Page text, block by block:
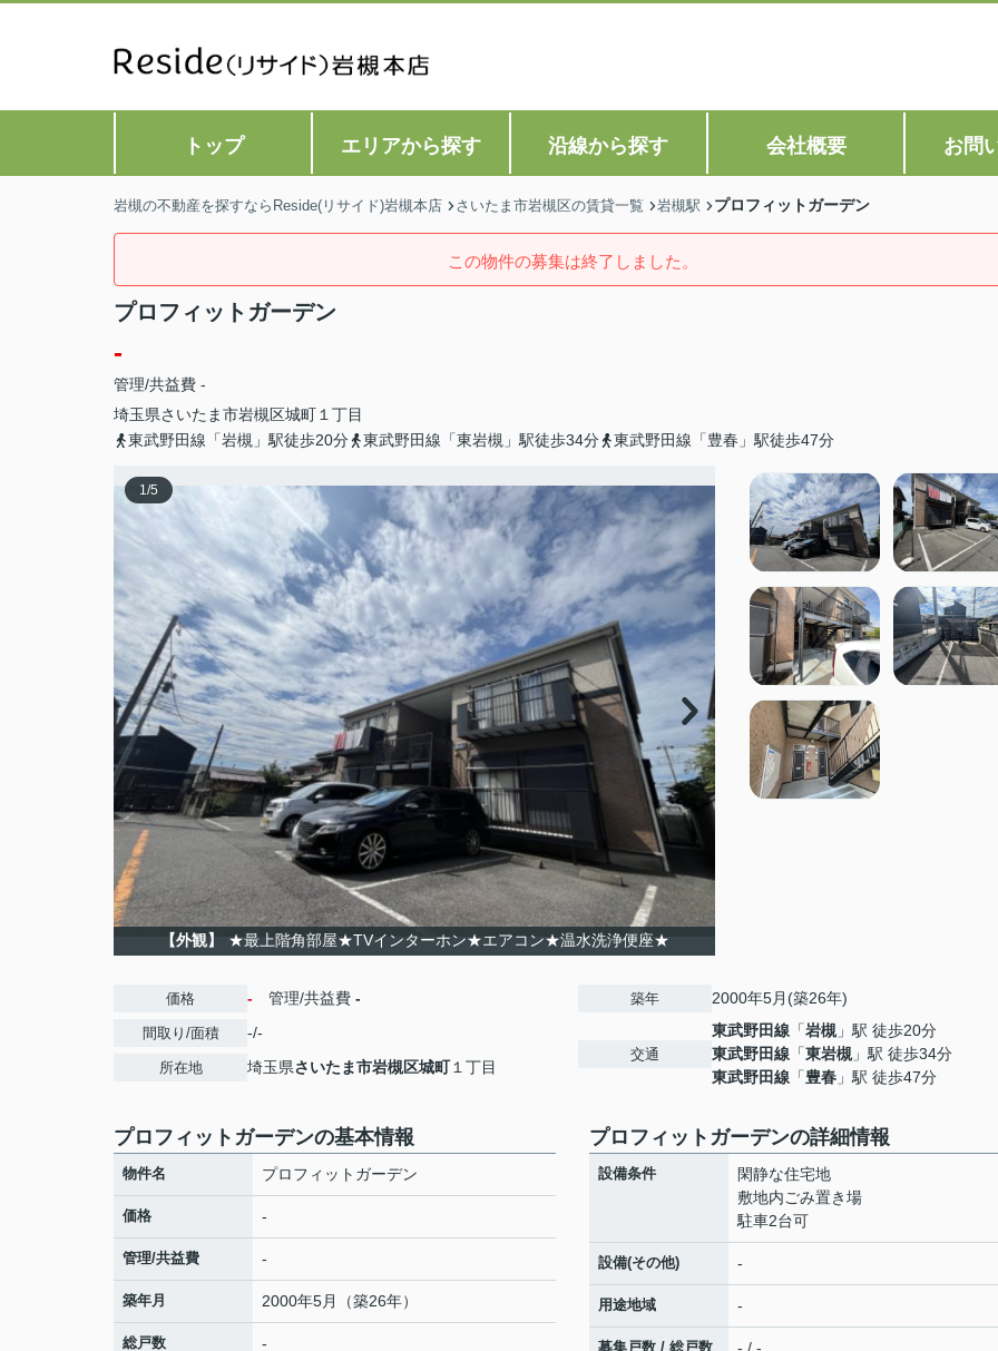
トップ エリアから探す 沿線から探す 会社概要 お問
岩槻の不動産を探すならReside(リサイド)岩槻本店 さいたま市岩槻区の賃貸一覧 岩槻駅 プロフィットガーデン
この物件の募集は終了しました。
プロフィットガーデン
-
管理/共益費 -
埼玉県さいたま市岩槻区城町 １丁目
東武野田線「岩槻」駅徒歩20分
東武野田線「東岩槻」駅徒歩34分 東武野田線「豊春」駅徒歩47分
1/5
【外観】 ★最上階角部屋★TVインターホン★エアコン★温水洗浄便座★
価格 - 管理/共益費 -
間取り/面積 -/-
所在地 埼玉県さいたま市岩槻区城町１丁目
築年 2000年5月(築26年)
交通
東武野田線 「岩槻 」駅 徒歩20分
東武野田線 「東岩槻 」駅 徒歩34分
東武野田線 「豊春 」駅 徒歩47分
プロフィットガーデンの基本情報
物件名 プロフィットガーデン
価格 -
管理/共益費 -
築年月 2000年5月（築26年）
総戸数 -
プロフィットガーデンの詳細情報
設備条件
閑静な住宅地
敷地内ごみ置き場
駐車2台可
設備(その他) -
用途地域 -
募集戸数 / 総戸数